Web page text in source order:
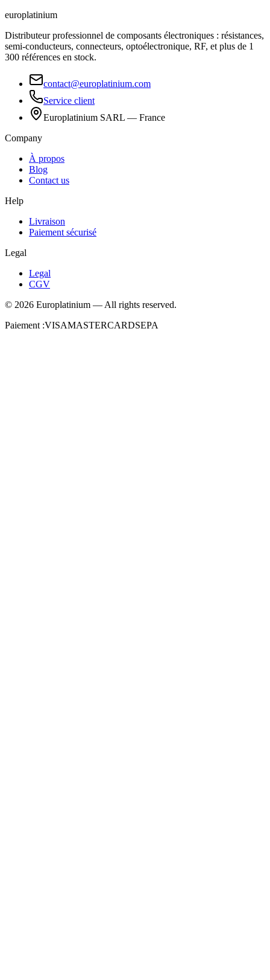
europlatinium
Distributeur professionnel de composants électroniques : résistances,
semi-conducteurs, connecteurs, optoélectronique, RF, et plus de 1
300 références en stock.
contact@europlatinium.com
Service client
Europlatinium SARL — France
Company
À propos
Blog
Contact us
Help
Livraison
Paiement sécurisé
Legal
Legal
CGV
© 2026 Europlatinium — All rights reserved.
Paiement :VISAMASTERCARDSEPA